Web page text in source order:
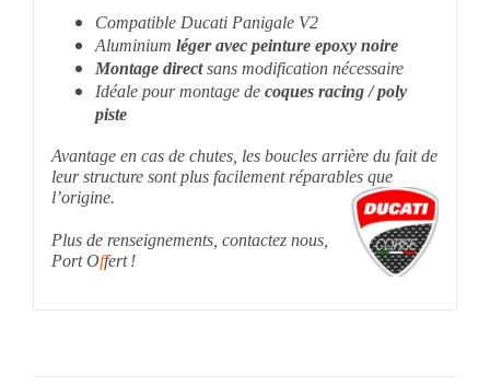
Compatible Ducati Panigale V2
Aluminium léger avec peinture epoxy noire
Montage directsans modification nécessaire
Idéale pour montage de
coques racing / poly
piste
Avantage en cas de chutes, les boucles arrière du fait de
leur structure sont plus facilement réparables que
l’origine.
Plus de renseignements, contactez nous,
Port Offert !